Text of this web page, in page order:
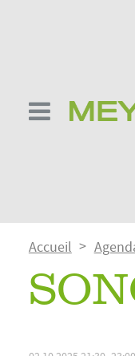
Fil
Accueil